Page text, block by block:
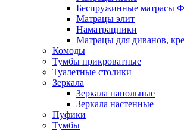
Беспружинные матрасы
Матрацы элит
Наматрацники
Матрацы для диванов,
Комоды
Тумбы прикроватные
Туалетные столики
Зеркала
Зеркала напольные
Зеркала настенные
Пуфики
Тумбы